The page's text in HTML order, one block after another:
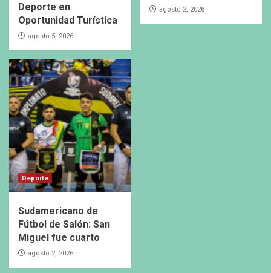
Deporte en
Oportunidad Turística
agosto 5, 2026
agosto 2, 2026
Deporte
Sudamericano de
Fútbol de Salón: San
Miguel fue cuarto
agosto 2, 2026